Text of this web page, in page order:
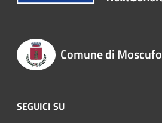
Comune di Moscufo
SEGUICI SU